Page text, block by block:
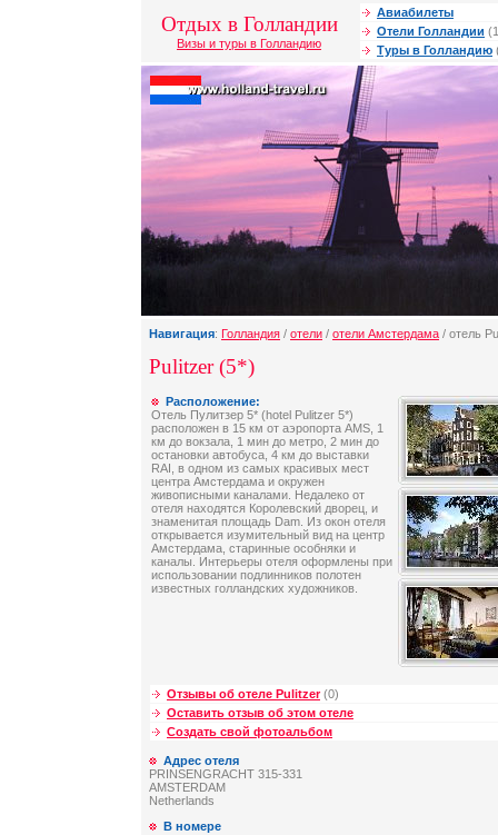
Отдых в Голландии
Визы и туры в Голландию
Авиабилеты
Отели Голландии
Туры в Голландию
Навигация: Голландия / отели / отели Амстердама / отель
Pulitzer (5*)
Расположение:
Отель Пулитзер 5* (hotel Pulitzer 5*)
расположен в 15 км от аэропорта AMS, 1
км до вокзала, 1 мин до метро, 2 мин до
остановки автобуса, 4 км до выставки
RAI, в одном из самых красивых мест
центра Амстердама и окружен
живописными каналами. Недалеко от
отеля находятся Королевский дворец, и
знаменитая площадь Dam. Из окон отеля
открывается изумительный вид на центр
Амстердама, старинные особняки и
каналы. Интерьеры отеля оформлены при
использовании подлинников полотен
известных голландских художников.
Отзывы об отеле Pulitzer(0)
Оставить отзыв об этом отеле
Создать свой фотоальбом
Адрес отеля
PRINSENGRACHT 315-331
AMSTERDAM
Netherlands
В номере